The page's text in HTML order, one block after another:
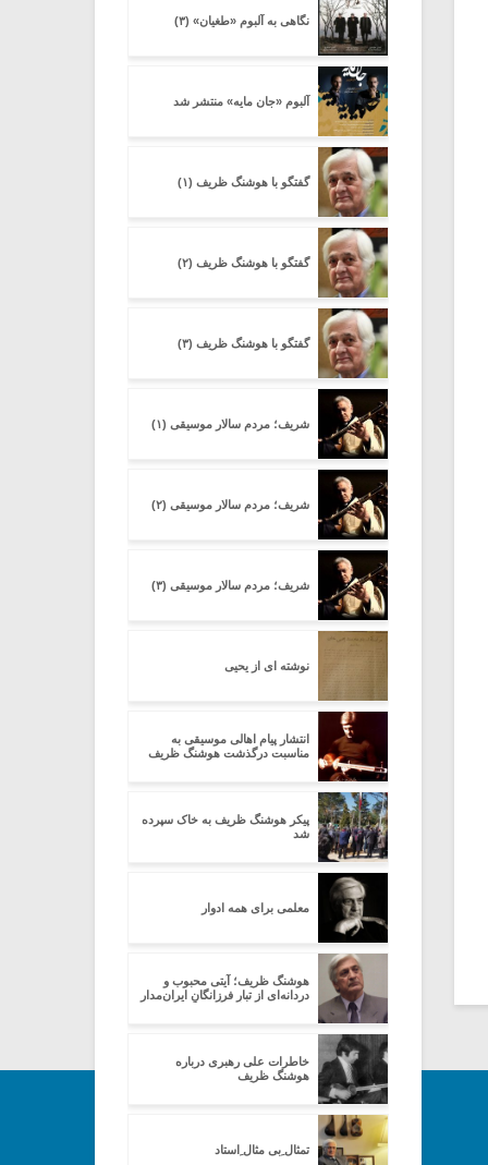
نگاهی به آلبوم «طغیان» (۳)
آلبوم «جان مایه» منتشر شد
گفتگو با هوشنگ ظریف (۱)
گفتگو با هوشنگ ظریف (۲)
گفتگو با هوشنگ ظریف (۳)
شریف؛ مردم سالار موسیقی (۱)
شریف؛ مردم سالار موسیقی (۲)
شریف؛ مردم سالار موسیقی (۳)
نوشته ای از یحیی
انتشار پیام اهالی موسیقی به
مناسبت درگذشت هوشنگ ظریف
پیکر هوشنگ ظریف به خاک سپرده
شد
معلمی برای همه ادوار
هوشنگ ظریف؛ آیتی محبوب و
دردانه‌ای از تبارِ فرزانگانِ ایران‌مدار
خاطرات علی رهبری درباره
هوشنگ ظریف
تمثال ِبی مثال ِاستاد